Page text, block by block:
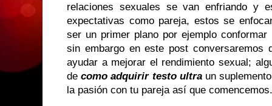
relaciones sexuales se van enfriando y
expectativas como pareja, estos se
ser un primer plano por ejemplo
sin embargo en este post conversaremos
ayudar a mejorar el rendimiento sexual;
decomo adquirir testo ultra un
la pasión con tu pareja así que comencemos.